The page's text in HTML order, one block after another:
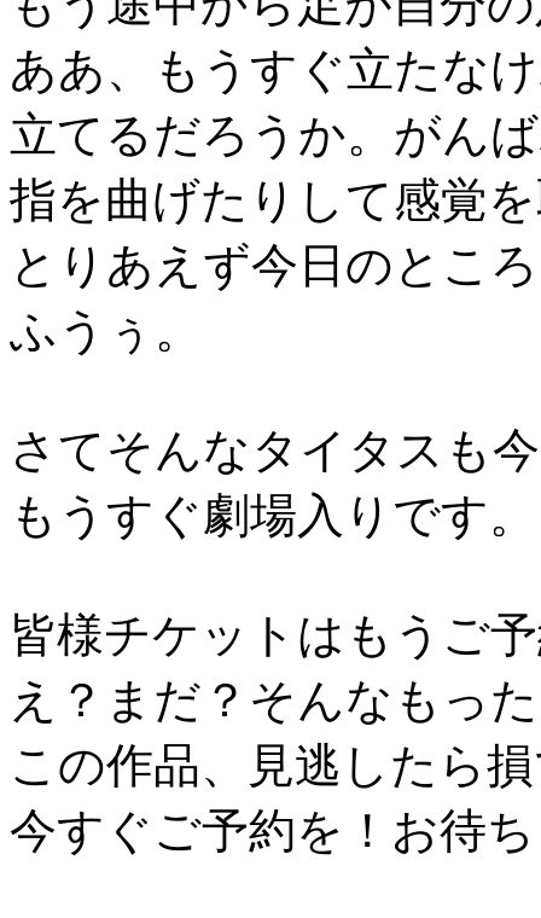
ああ、もうすぐ立たな
立てるだろうか。がん
指を曲げたりして感覚
とりあえず今日のとこ
ふうぅ。
さてそんなタイタスも
もうすぐ劇場入りです。
皆様チケットはもうご
え？まだ？そんなもっ
この作品、見逃したら
今すぐご予約を！お待